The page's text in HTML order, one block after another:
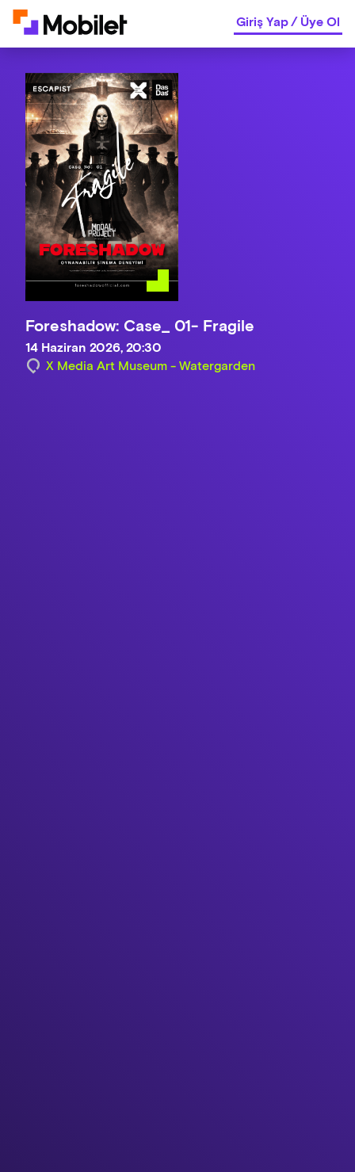
Giriş Yap/Üye Ol
Foreshadow: Case_ 01- Fragile
14 Haziran 2026, 20:30
X Media Art Museum - Watergarden